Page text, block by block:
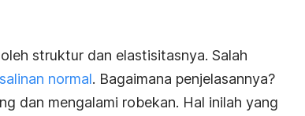
struktur dan elastisitasnya. Salah
normal. Bagaimana penjelasannya?
dan mengalami robekan. Hal inilah yang